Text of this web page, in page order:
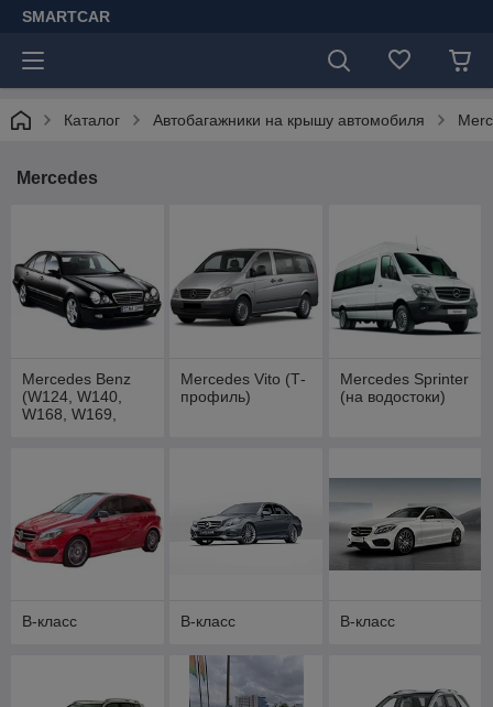
SMARTCAR
Каталог Автобагажники на крышу автомобиля
Mercedes
Mercedes Benz
(W124, W140,
W168, W169,
Mercedes Vito (Т-
профиль)
Mercedes Sprinter
(на водостоки)
B-класс B-класс B-класс